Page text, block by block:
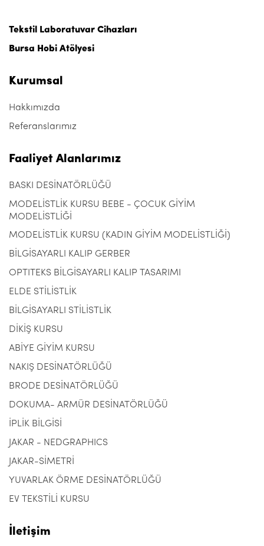
Tekstil Laboratuvar Cihazları
Bursa Hobi Atölyesi
Kurumsal
Hakkımızda
Referanslarımız
Faaliyet Alanlarımız
BASKI DESİNATÖRLÜĞÜ
MODELİSTLİK KURSU BEBE - ÇOCUK GİYİM
MODELİSTLİĞİ
MODELİSTLİK KURSU (KADIN GİYİM MODELİSTLİĞİ)
BİLGİSAYARLI KALIP GERBER
OPTITEKS BİLGİSAYARLI KALIP TASARIMI
ELDE STİLİSTLİK
BİLGİSAYARLI STİLİSTLİK
DİKİŞ KURSU
ABİYE GİYİM KURSU
NAKIŞ DESİNATÖRLÜĞÜ
BRODE DESİNATÖRLÜĞÜ
DOKUMA- ARMÜR DESİNATÖRLÜĞÜ
İPLİK BİLGİSİ
JAKAR - NEDGRAPHICS
JAKAR-SİMETRİ
YUVARLAK ÖRME DESİNATÖRLÜĞÜ
EV TEKSTİLİ KURSU
İletişim